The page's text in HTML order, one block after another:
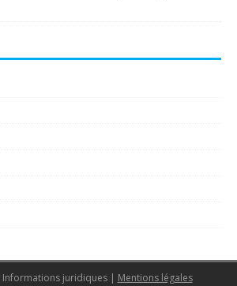
Informations juridiques | Mentions légales